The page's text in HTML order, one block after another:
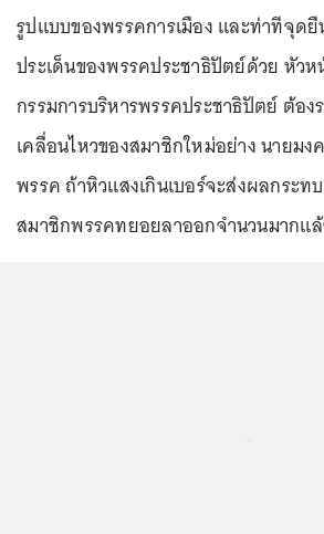
รูปแบบของพรรคการเมือง และท่าทีจุด
ประเด็นของพรรคประชาธิปัตย์ด้วย หัว
กรรมการบริหารพรรคประชาธิปัตย์ ต้อง
เคลื่อนไหวของสมาชิกใหม่อย่าง นายม
พรรค ถ้าหิวแสงเกินเบอร์จะส่งผลกระ
สมาชิกพรรคทยอยลาออกจำนวนมากแ